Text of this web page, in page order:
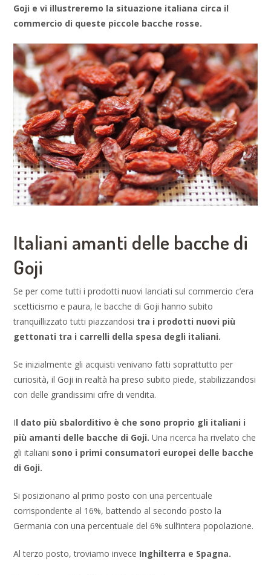
Goji e vi illustreremo la situazione italiana circa il
commercio di queste piccole bacche rosse.
Italiani amanti delle bacche di
Goji
Se per come tutti i prodotti nuovi lanciati sul commercio c’era
scetticismo e paura, le bacche di Goji hanno subito
tranquillizzato tutti piazzandosi tra i prodotti nuovi più
gettonati tra i carrelli della spesa degli italiani.
Se inizialmente gli acquisti venivano fatti soprattutto per
curiosità, il Goji in realtà ha preso subito piede, stabilizzandosi
con delle grandissimi cifre di vendita.
Il dato più sbalorditivo è che sono proprio gli italiani i
più amanti delle bacche di Goji.Una ricerca ha rivelato che
gli italiani sono i primi consumatori europei delle bacche
di Goji.
Si posizionano al primo posto con una percentuale
corrispondente al 16%, battendo al secondo posto la
Germania con una percentuale del 6% sull’intera popolazione.
Al terzo posto, troviamo invece Inghilterra e Spagna.